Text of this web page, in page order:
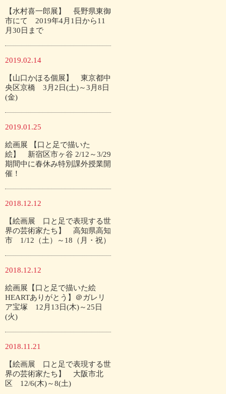
【水村喜一郎展】 長野県東御
市にて 2019年4月1日から11
月30日まで
2019.02.14
【山口かほる個展】 東京都中
央区京橋 3月2日(土)～3月8日
(金)
2019.01.25
絵画展 【口と足で描いた
絵】 新宿区市ヶ谷 2/12～3/29
期間中に春休み特別課外授業開
催！
2018.12.12
【絵画展 口と足で表現する世
界の芸術家たち】 高知県高知
市 1/12（土）～18（月・祝）
2018.12.12
絵画展【口と足で描いた絵
HEARTありがとう】＠ガレリ
ア宝塚 12月13日(木)～25日
(火)
2018.11.21
【絵画展 口と足で表現する世
界の芸術家たち】 大阪市北
区 12/6(木)～8(土)